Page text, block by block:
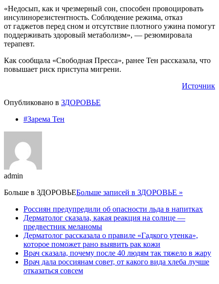
«Недосып, как и чрезмерный сон, способен провоцировать
инсулинорезистентность. Соблюдение режима, отказ
от гаджетов перед сном и отсутствие плотного ужина помогут
поддерживать здоровый метаболизм», — резюмировала
терапевт.
Как сообщала «Свободная Пресса», ранее Тен рассказала, что
повышает риск приступа мигрени.
Источник
Опубликовано в ЗДОРОВЬЕ
#Зарема Тен
admin
Больше в ЗДОРОВЬЕБольше записей в ЗДОРОВЬЕ »
Россиян предупредили об опасности льда в напитках
Дерматолог сказала, какая реакция на солнце —
предвестник меланомы
Дерматолог рассказала о правиле «Гадкого утенка»,
которое поможет рано выявить рак кожи
Врач сказала, почему после 40 людям так тяжело в жару
Врач дала россиянам совет, от какого вида хлеба лучше
отказаться совсем